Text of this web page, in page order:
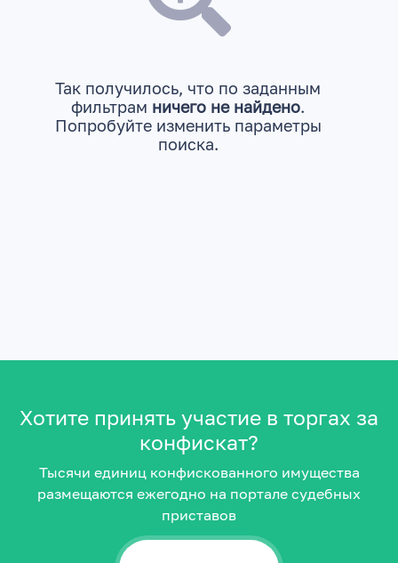
Так получилось, что по заданным
фильтрам ничего не найдено.
Попробуйте изменить параметры
поиска.
Хотите принять участие в торгах за
конфискат?
Тысячи единиц конфискованного имущества
размещаются ежегодно на портале судебных
приставов